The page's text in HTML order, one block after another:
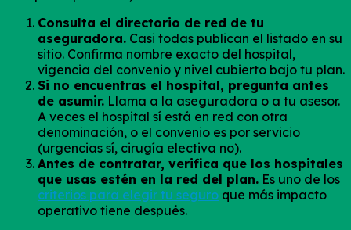
Consulta el directorio de red de tu
aseguradora. Casi todas publican el listado en su
sitio. Confirma nombre exacto del hospital,
vigencia del convenio y nivel cubierto bajo tu plan.
Si no encuentras el hospital, pregunta antes
de asumir. Llama a la aseguradora o a tu asesor.
A veces el hospital sí está en red con otra
denominación, o el convenio es por servicio
(urgencias sí, cirugía electiva no).
Antes de contratar, verifica que los hospitales
que usas estén en la red del plan. Es uno de los
criterios para elegir tu seguro que más impacto
operativo tiene después.